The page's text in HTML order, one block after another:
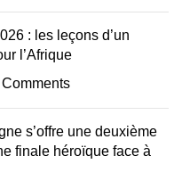
: les leçons d’un
l’Afrique
Comments
s’offre une deuxième
finale héroïque face à